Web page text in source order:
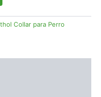
Collar para Perro